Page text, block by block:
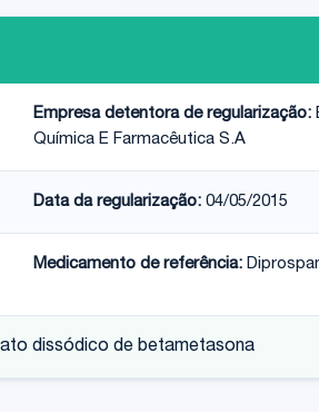
Empresa detentora de regularização:
Química E Farmacêutica S.A
Data da regularização: 04/05/2015
Medicamento de referência:
dissódico de betametasona